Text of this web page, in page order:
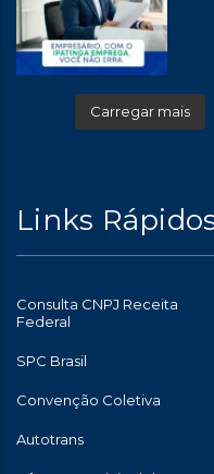
Carregar mais
Links
Consulta CNPJ Receita
Federal
SPC Brasil
Convenção Coletiva
Autotrans